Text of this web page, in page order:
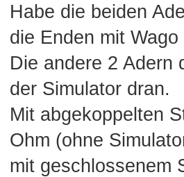
Habe die beiden
die Enden mit
Die andere 2 Adern
der Simulator dran.
Mit abgekoppelten
Ohm (ohne
mit geschlossenem